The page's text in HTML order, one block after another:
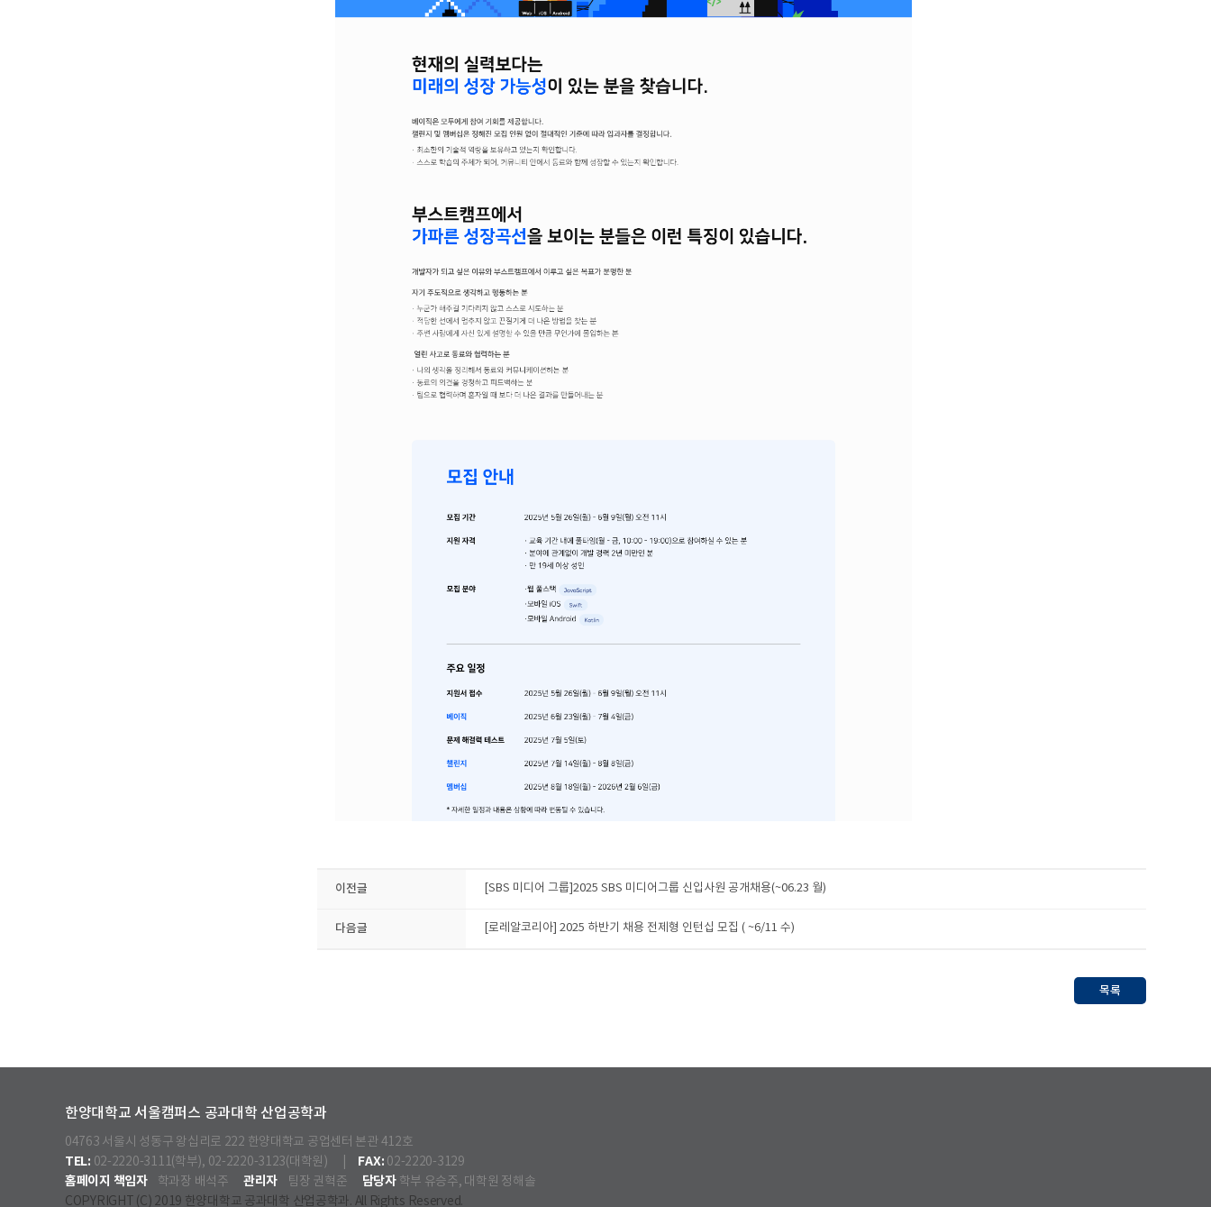
이전글 [SBS 미디어 그룹]2025 SBS 미디어그룹 신입사원 공개채용(~06.23 월)
다음글 [로레알코리아] 2025 하반기 채용 전제형 인턴십 모집 ( ~6/11 수)
목록
한양대학교 서울캠퍼스 공과대학 산업공학과
04763 서울시 성동구 왕십리로 222 한양대학교 공업센터 본관 412호
TEL: 02-2220-3111(학부), 02-2220-3123(대학원) | FAX: 02-2220-3129
홈페이지 책임자 학과장 배석주관리자 팀장 권혁준 담당자학부 유승주, 대학원 정해솔
COPYRIGHT (C) 2019 한양대학교 공과대학 산업공학과. All Rights Reserved.